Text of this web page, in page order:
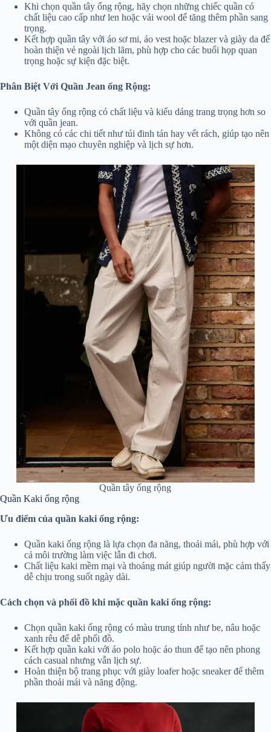
Khi chọn quần tây ống rộng, hãy chọn những chiếc quần có
chất liệu cao cấp như len hoặc vải wool để tăng thêm phần sang
trọng.
Kết hợp quần tây với áo sơ mi, áo vest hoặc blazer và giày da để
hoàn thiện vẻ ngoài lịch lãm, phù hợp cho các buổi họp quan
trọng hoặc sự kiện đặc biệt.
Phân Biệt Với Quần Jean ống Rộng:
Quần tây ống rộng có chất liệu và kiểu dáng trang trọng hơn so
với quần jean.
Không có các chi tiết như túi đinh tán hay vết rách, giúp tạo nên
một diện mạo chuyên nghiệp và lịch sự hơn.
Quần tây ống rộng
Quần Kaki ống rộng
Ưu điểm của quần kaki ống rộng:
Quần kaki ống rộng là lựa chọn đa năng, thoải mái, phù hợp với
cả môi trường làm việc lẫn đi chơi.
Chất liệu kaki mềm mại và thoáng mát giúp người mặc cảm thấy
dễ chịu trong suốt ngày dài.
Cách chọn và phối đồ khi mặc quần kaki ống rộng:
Chọn quần kaki ống rộng có màu trung tính như be, nâu hoặc
xanh rêu để dễ phối đồ.
Kết hợp quần kaki với áo polo hoặc áo thun để tạo nên phong
cách casual nhưng vẫn lịch sự.
Hoàn thiện bộ trang phục với giày loafer hoặc sneaker để thêm
phần thoải mái và năng động.